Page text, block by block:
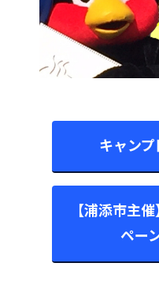
キャン
【浦添市主
ペー